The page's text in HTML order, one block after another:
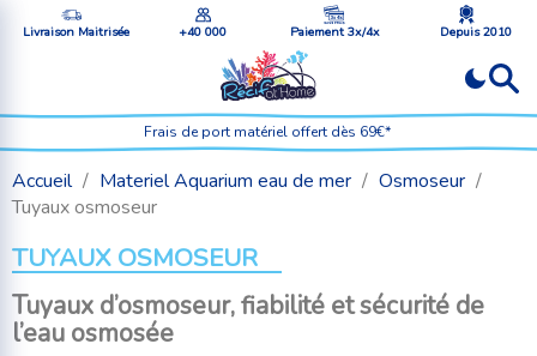
Livraison Maitrisée +40 000 Paiement 3x/4x Depuis 2010
Frais de port matériel offert dès 69€*
Accueil Materiel Aquarium eau de mer
Osmoseur
Tuyaux osmoseur
TUYAUX OSMOSEUR
Tuyaux d’osmoseur, fiabilité et sécurité de
l’eau osmosée